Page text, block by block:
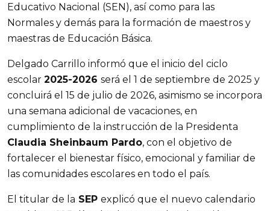
Educativo Nacional (SEN), así como para las
Normales y demás para la formación de maestros y
maestras de Educación Básica.
Delgado Carrillo informó que el inicio del ciclo
escolar 2025-2026 será el 1 de septiembre de 2025 y
concluirá el 15 de julio de 2026, asimismo se incorpora
una semana adicional de vacaciones, en
cumplimiento de la instrucción de la Presidenta
Claudia Sheinbaum Pardo, con el objetivo de
fortalecer el bienestar físico, emocional y familiar de
las comunidades escolares en todo el país.
El titular de la SEP explicó que el nuevo calendario